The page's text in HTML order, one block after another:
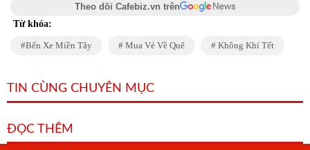
Theo dõi Cafebiz.vn trên
Từ khóa:
Bến Xe Miền Tây Mua Vé Về Quê Không Khí Tết
TIN CÙNG CHUYÊN MỤC
ĐỌC THÊM